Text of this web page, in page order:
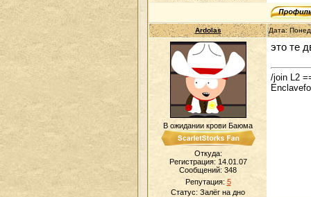
Ardolas Дата:
В ожидании крови Баюма
Откуда:
Регистрация: 14.01.07
Сообщений: 348
Репутация: 5
Статус: Залёг на дно
это те
/join L2